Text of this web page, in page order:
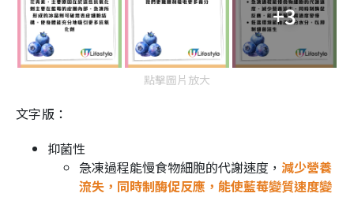
+3
點擊圖片放大
文字版：
抑菌性
急凍過程能慢食物細胞的代謝速度， 減少營養
流失，同時制酶促反應，能使藍莓變質速度變